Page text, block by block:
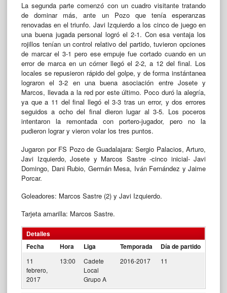
La segunda parte comenzó con un cuadro visitante tratando
de dominar más, ante un Pozo que tenía esperanzas
renovadas en el triunfo. Javi Izquierdo a los cinco de juego en
una buena jugada personal logró el 2-1. Con esa ventaja los
rojillos tenían un control relativo del partido, tuvieron opciones
de marcar el 3-1 pero ese empuje fue cortado cuando en un
error de marca en un córner llegó el 2-2, a 12 del final. Los
locales se repusieron rápido del golpe, y de forma instántanea
lograron el 3-2 en una buena asociación entre Josete y
Marcos, llevada a la red por este último. Poco duró la alegría,
ya que a 11 del final llegó el 3-3 tras un error, y dos errores
seguidos a ocho del final dieron lugar al 3-5. Los poceros
intentaron la remontada con portero-jugador, pero no la
pudieron lograr y vieron volar los tres puntos.
Jugaron por FS Pozo de Guadalajara: Sergio Palacios, Arturo,
Javi Izquierdo, Josete y Marcos Sastre -cinco inicial- Javi
Domingo, Dani Rubio, Germán Mesa, Iván Fernández y Jaime
Porcar.
Goleadores: Marcos Sastre (2) y Javi Izquierdo.
Tarjeta amarilla: Marcos Sastre.
Detalles
Fecha
Hora Liga Temporada Día de partido
11
febrero,
2017
13:00
Cadete
Local
Grupo A
2016-2017 11